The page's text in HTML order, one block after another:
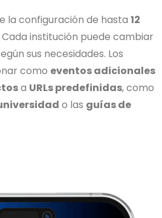
la configuración de hasta 12
Cada institución puede cambiar
sus necesidades. Los
como eventos adicionales
a URLs predefinidas, como
o las guías de